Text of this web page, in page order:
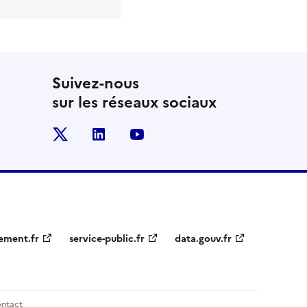
Suivez-nous
sur les réseaux sociaux
linkedin
service-public.fr data.gouv.fr